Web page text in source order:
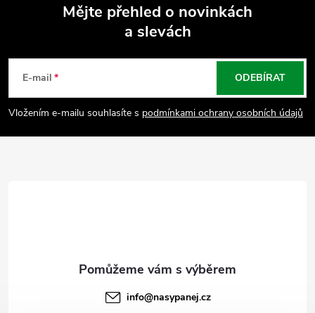
p
a
Mějte přehled o novinkách
a slevách
E-mail
Vložením e-mailu souhlasíte s podmínkami ochrany osobních údajů
ODEBÍRAT
info@nasypanej.cz